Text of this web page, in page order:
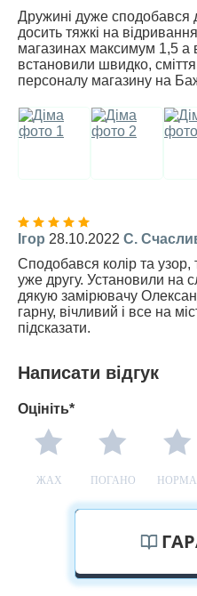
Дружині дуже сподобався
досить тяжкі на
магазинах максимум 1,5 а
встановили швидко,
персоналу магазину на
Ігор 28.10.2022 С.
Сподобався колір та узор,
уже другу. Установили на
дякую замірювачу
гарну, вічливий і все на
підсказати.
Написати відгук
Оцініть*
ЖАХ ПОГАНО НОРМА